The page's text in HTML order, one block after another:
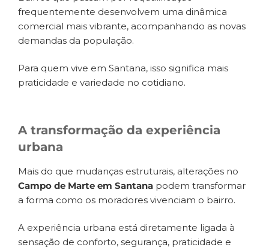
frequentemente desenvolvem uma dinâmica
comercial mais vibrante, acompanhando as novas
demandas da população.
Para quem vive em Santana, isso significa mais
praticidade e variedade no cotidiano.
A transformação da experiência
urbana
Mais do que mudanças estruturais, alterações no
Campo de Marte em Santana podem transformar
a forma como os moradores vivenciam o bairro.
A experiência urbana está diretamente ligada à
sensação de conforto, segurança, praticidade e